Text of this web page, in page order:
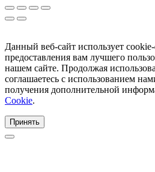
Данный веб-сайт использует
предоставления вам лучшего
нашем сайте. Продолжая
соглашаетесь с использованием
получения дополнительной
Cookie.
Принять